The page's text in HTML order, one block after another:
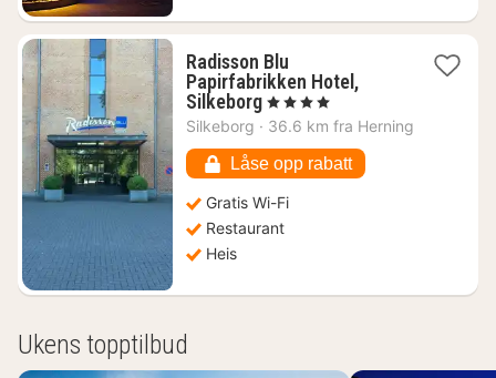
Radisson Blu
Papirfabrikken Hotel,
Silkeborg1
natt
1471
kr.
, 4 Stjerner
Silkeborg · 36.6 km fra Herning
Låse opp rabatt
Gratis Wi-Fi
Restaurant
Heis
Ukens topptilbud